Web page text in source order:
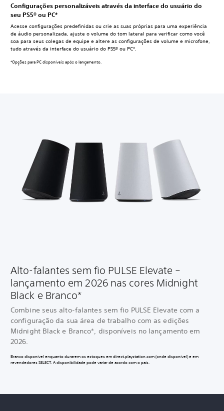
Configurações personalizáveis através da interface do usuário do
seu PS5® ou PC*
Acesse configurações predefinidas ou crie as suas próprias para uma experiência
de áudio personalizada, ajuste o volume do tom lateral para verificar como você
soa para seus colegas de equipe e altere as configurações de volume e microfone,
tudo através da interface do usuário do PS5® ou PC*.
*Opções para PC disponíveis após o lançamento.
Alto-falantes sem fio PULSE Elevate –
lançamento em 2026 nas cores Midnight
Black e Branco*
Combine seus alto-falantes sem fio PULSE Elevate com a
configuração da sua área de trabalho com as edições
Midnight Black e Branco*, disponíveis no lançamento em
2026.
Branco disponível enquanto durarem os estoques em direct.playstation.com (onde disponível) e em
revendedores SELECT. A disponibilidade pode variar de acordo com o país.